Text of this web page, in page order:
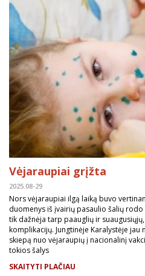
Vėjaraupiai grįžta
2025.08-29
Nors vėjaraupiai ilgą laiką buvo
duomenys iš įvairių pasaulio šalių
tik dažnėja tarp paauglių ir
komplikacijų. Jungtinėje Karalystėje
skiepą nuo vėjaraupių į nacionalinį
tokios šalys
SKAITYTI PLAČIAU